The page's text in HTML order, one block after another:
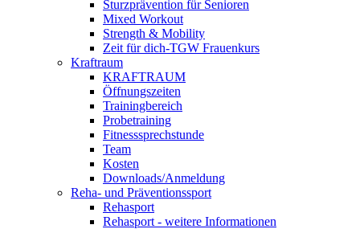
Sturzprävention für Senioren
Mixed Workout
Strength & Mobility
Zeit für dich-TGW Frauenkurs
Kraftraum
KRAFTRAUM
Öffnungszeiten
Trainingbereich
Probetraining
Fitnesssprechstunde
Team
Kosten
Downloads/Anmeldung
Reha- und Präventionssport
Rehasport
Rehasport - weitere Informationen